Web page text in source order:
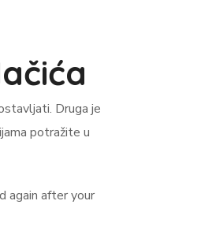
Druga je
potražite u
again after your